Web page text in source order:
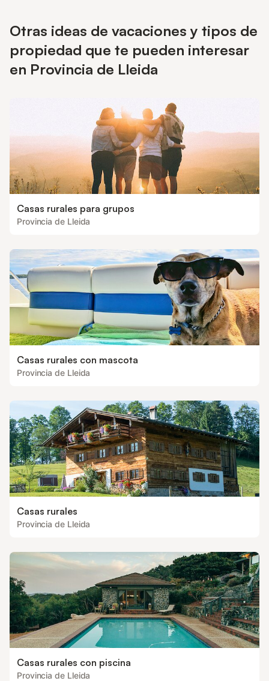
puede utilizar por un coste adicional y bajo petición. Si desea
traer una mascota, póngase en contacto con el anfitrión con
antelación.
Otras ideas de vacaciones y tipos de
propiedad que te pueden interesar
en Provincia de Lleida
Casas rurales para grupos
Provincia de Lleida
Casas rurales con mascota
Provincia de Lleida
Casas rurales
Provincia de Lleida
Casas rurales con piscina
Provincia de Lleida